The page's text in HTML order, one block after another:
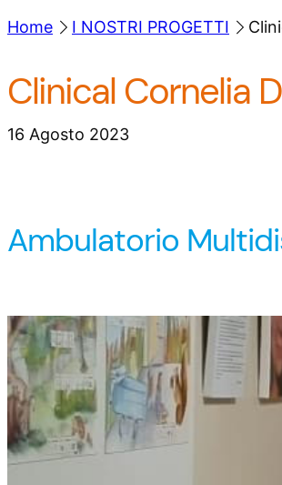
c
Home I NOSTRI PROGETTI
Clinical Cornelia
16 Agosto 2023
Ambulatorio